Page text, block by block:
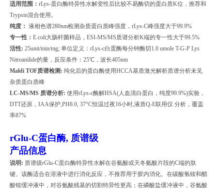
适用范围： rLys-蛋白酶特异性水解变性后比较不易酶切的蛋白质K位，推荐和
Trypsin混合使用。
纯度： 液相色谱280nm检测杂质蛋白质峰强度， rLys-C峰强度大于99.9%
专一性： E.coli大肠杆菌样品， ESI-MS/MS 质谱分析K端的专一性大于99.5%
活性: 25unit/min/mg; 单位定义： rLys-c白蛋酶每分钟酶切1.0 umole T-G-P Lys
Nitroanilide的量，反应条件： 25℃，波长405nm
Maldi TOF质谱检测 : 纯化后的蛋白酶使用HCCA基质激光解析质谱分析未见
杂质蛋白质峰
LC-MS/MS 质谱分析: 使用rLys-c酶解HSA( 人血清白蛋白，纯度99.9%)实验，
DTT还原， IAA保护 ,PH8.0, 37°C恒温过夜16小时 液质Q-E联用仪 分析，覆盖
率87%
rGlu-C蛋白酶, 质谱级
产品信息
说明 : 质谱级rGlu-C蛋白酶特异性水解在谷氨酸或天冬氨酸片段的C端的肽
键。该酶适合在溶液中进行消化反应，不推荐用于胶内消化。在碳酸氢铵和醋
酸铵缓冲液中，对谷氨酸残基的切割特异性更高；在磷酸盐缓冲液中，谷氨酸